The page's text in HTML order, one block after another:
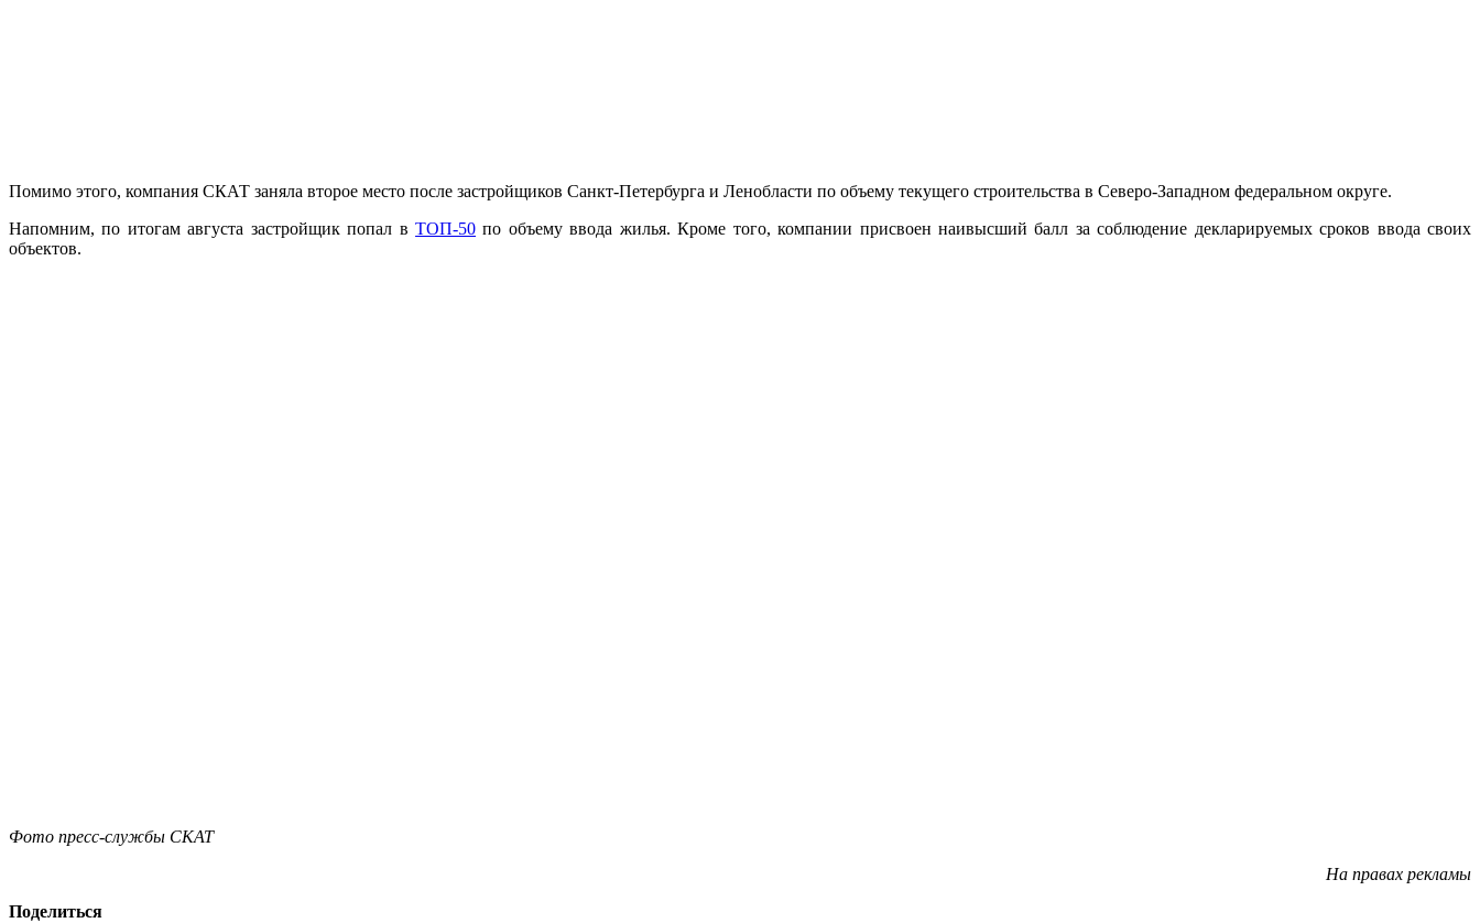
Помимо этого, компания СКАТ заняла второе место после застройщиков Санкт-Петербурга и Ленобласти по объему текущего строительства в Северо-Западном федеральном округе.
Напомним, по итогам августа застройщик попал вТОП-50 по объему ввода жилья. Кроме того, компании присвоен наивысший балл за соблюдение декларируемых сроков ввода своих
объектов.
Фото пресс-службы СКАТ
На правах рекламы
Поделиться